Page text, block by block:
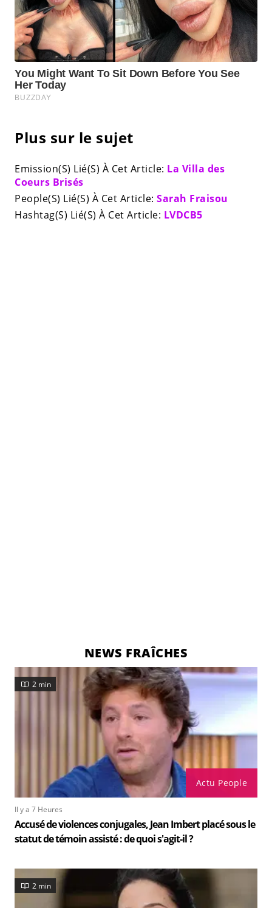
Plus sur le sujet
Emission(S) Lié(S) À Cet Article: La Villa des
Coeurs Brisés
People(S) Lié(S) À Cet Article: Sarah Fraisou
Hashtag(S) Lié(S) À Cet Article: LVDCB5
NEWS FRAÎCHES
Actu People
2 min
Il y a 7 Heures
Accusé de violences conjugales, Jean Imbert placé sous le
statut de témoin assisté : de quoi s'agit-il ?
2 min